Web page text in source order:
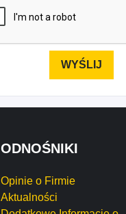
ODNOŚNIKI
Opinie o Firmie
Aktualności